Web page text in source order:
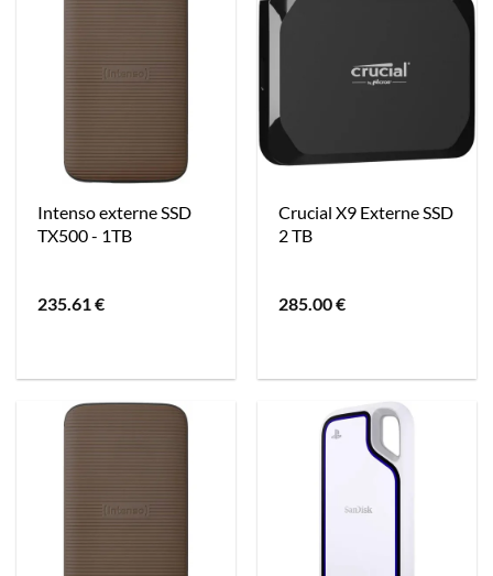
Intenso externe SSD
TX500 - 1TB
235.61€
Crucial X9 Externe SSD
2 TB
285.00€